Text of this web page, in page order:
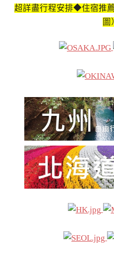
超詳盡行程安排◆住宿推
圖